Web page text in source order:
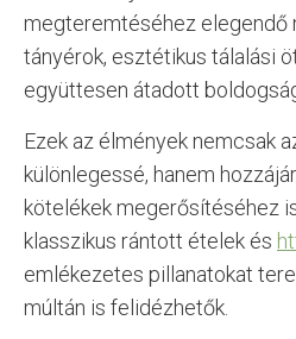
megteremtéséhez elegendő
tányérok, esztétikus tálalási
együttesen átadott
Ezek az élmények nemcsak
különlegessé, hanem
kötelékek megerősítéséhez
klasszikus rántott ételek és
emlékezetes pillanatokat
múltán is felidézhetők.